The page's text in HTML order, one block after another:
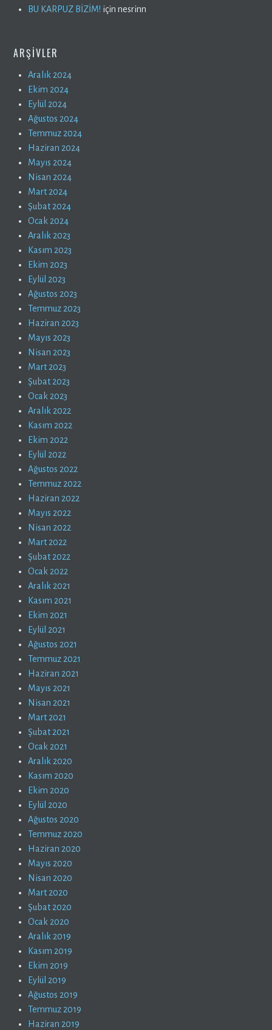
BU KARPUZ BİZİM! içinnesrinn
ARŞIVLER
Aralık 2024
Ekim 2024
Eylül 2024
Ağustos 2024
Temmuz 2024
Haziran 2024
Mayıs 2024
Nisan 2024
Mart 2024
Şubat 2024
Ocak 2024
Aralık 2023
Kasım 2023
Ekim 2023
Eylül 2023
Ağustos 2023
Temmuz 2023
Haziran 2023
Mayıs 2023
Nisan 2023
Mart 2023
Şubat 2023
Ocak 2023
Aralık 2022
Kasım 2022
Ekim 2022
Eylül 2022
Ağustos 2022
Temmuz 2022
Haziran 2022
Mayıs 2022
Nisan 2022
Mart 2022
Şubat 2022
Ocak 2022
Aralık 2021
Kasım 2021
Ekim 2021
Eylül 2021
Ağustos 2021
Temmuz 2021
Haziran 2021
Mayıs 2021
Nisan 2021
Mart 2021
Şubat 2021
Ocak 2021
Aralık 2020
Kasım 2020
Ekim 2020
Eylül 2020
Ağustos 2020
Temmuz 2020
Haziran 2020
Mayıs 2020
Nisan 2020
Mart 2020
Şubat 2020
Ocak 2020
Aralık 2019
Kasım 2019
Ekim 2019
Eylül 2019
Ağustos 2019
Temmuz 2019
Haziran 2019